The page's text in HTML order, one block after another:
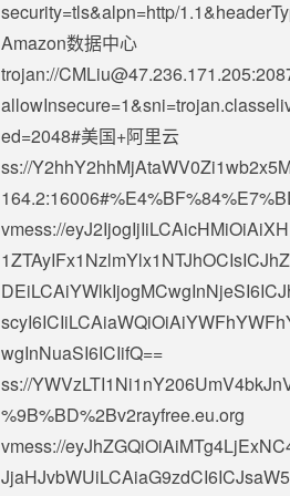
security=tls&alpn=http/
Amazon数据中心
trojan://CMLiu@47.236.171.205
ed=2048#美国+阿里云
ss://
vmess://
wgInNuaSI6ICIifQ==
ss://
%9B%BD%2Bv2rayfree.eu.org
vmess://